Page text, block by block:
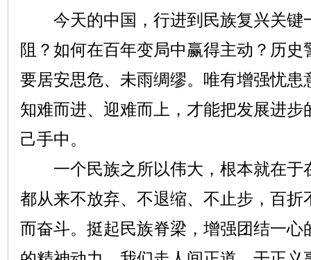
今天的中国，行进到民族复兴关键
阻？如何在百年变局中赢得主动？历
要居安思危、未雨绸缪。唯有增强忧患
知难而进、迎难而上，才能把发展进步
己手中。
一个民族之所以伟大，根本就在于
都从来不放弃、不退缩、不止步，百折
而奋斗。挺起民族脊梁，增强团结一心